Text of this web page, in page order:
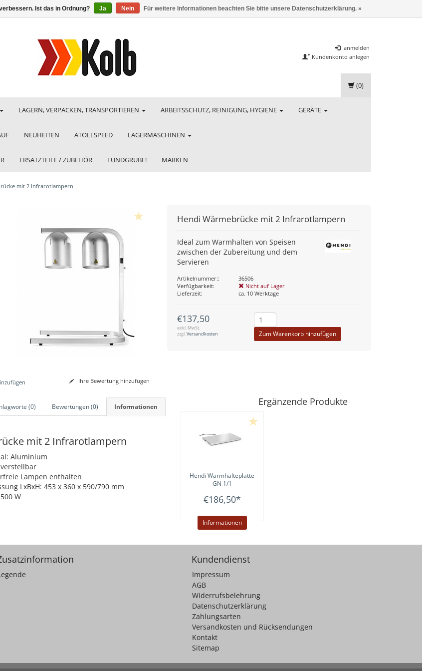
anmelden
Kundenkonto anlegen
LAGERN, VERPACKEN, TRANSPORTIEREN ARBEITSSCHUTZ, REINIGUNG, HYGIENE GERÄTE
NEUHEITEN ATOLLSPEED LAGERMASCHINEN
ERSATZTEILE / ZUBEHÖR FUNDGRUBE! MARKEN
(0)
mit 2 Infrarotlampern
Hendi Wärmebrücke mit 2 Infrarotlampern
Ideal zum Warmhalten von Speisen
zwischen der Zubereitung und dem
Servieren
Artikelnummer::
36506
Verfügbarkeit:
Nicht auf Lager
Lieferzeit:
ca. 10 Werktage
€137,50
exkl. MwSt.
zzgl.Versandkosten Zum Warenkorb hinzufügen
Ihre Bewertung hinzufügen
Informationen
Bewertungen (0)
(0)
mit 2 Infrarotlampern
Aluminium
Lampen enthalten
LxBxH: 453 x 360 x 590/790 mm
W
Ergänzende Produkte
Hendi Warmhalteplatte
GN 1/1
€186,50*
Informationen
Kundendienst
Impressum
AGB
Widerrufsbelehrung
Datenschutzerklärung
Zahlungsarten
Versandkosten und Rücksendungen
Kontakt
Sitemap
Ist das in Ordnung? Ja Nein Für weitere Informationen beachten Sie bitte unsere Datenschutzerklärung. »